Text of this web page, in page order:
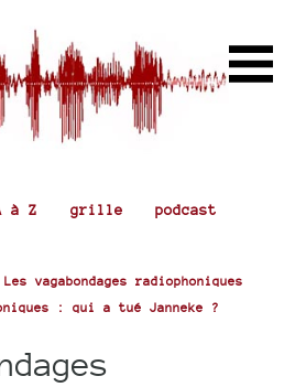
à Z grille podcast
Les vagabondages radiophoniques
: qui a tué Janneke ?